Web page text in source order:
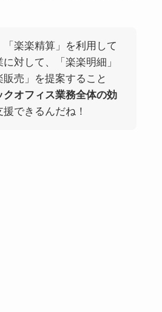
「楽楽精算」を利用して
対して、「楽楽明細」
販売」を提案すること
クオフィス業務全体の効
援できるんだね！